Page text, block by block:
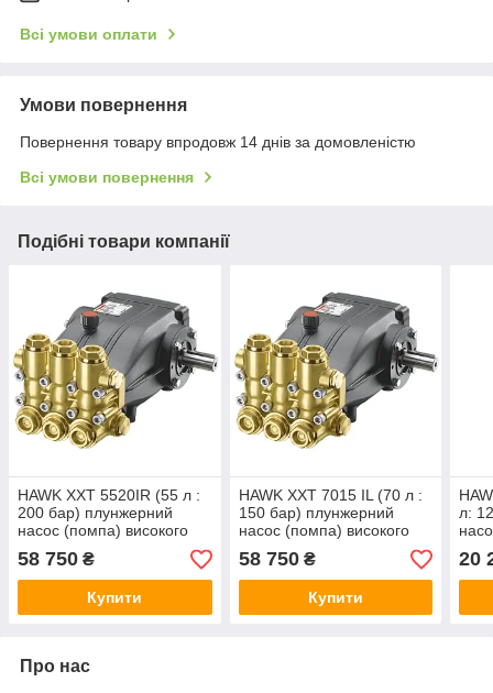
Всі умови оплати
Умови повернення
Повернення товару впродовж 14 днів за домовленістю
Всі умови повернення
Подібні товари компанії
HAWK XXT 5520IR (55 л :
200 бар) плунжерний
насос (помпа) високого
тиску
58 750 ₴
Купити
HAWK XXT 7015 IL (70 л :
150 бар) плунжерний
насос (помпа) високого
тиску
58 750₴
Купити
л:
20
Про нас